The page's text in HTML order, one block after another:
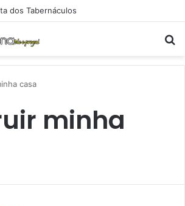
dos Tabernáculos
casa
minha